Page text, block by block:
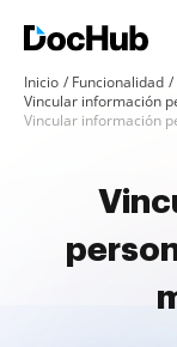
Inicio Funcionalidad
Vincular información
Vincular información